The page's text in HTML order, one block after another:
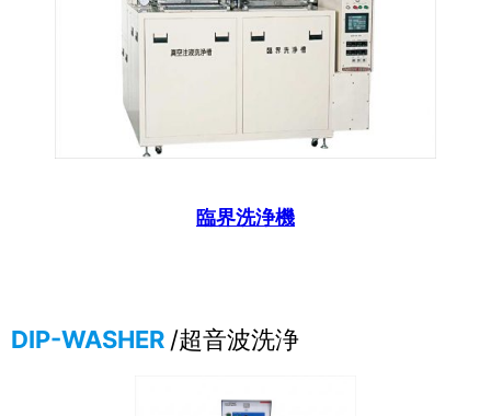
臨界洗浄機
DIP-WASHER /超音波洗浄